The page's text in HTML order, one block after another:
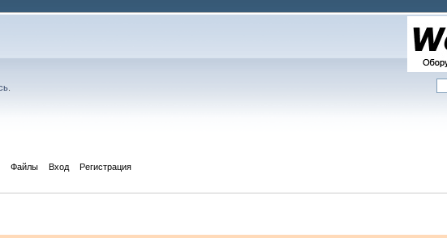
Файлы Вход Регистрация